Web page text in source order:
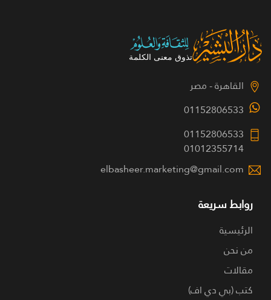
القاهرة - مصر
01152806533
01152806533
01012355714
elbasheer.marketing@gmail.com
روابط سريعة
الرئيسية
من نحن
مقالات
كتب (بي دي اف)